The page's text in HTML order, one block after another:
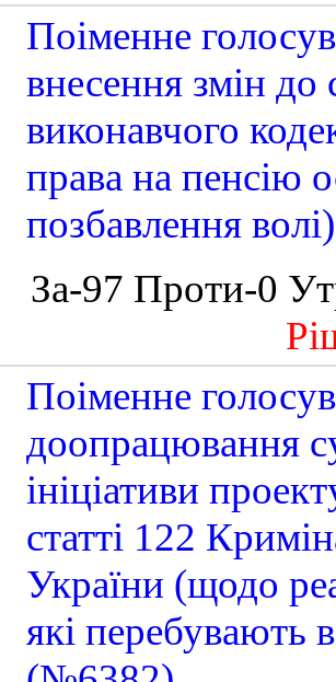
Поіменне
внесення змін до
виконавчого
права на пенсію
позбавлення
За-97 Проти-0
Поіменне
доопрацювання
ініціативи
статті 122
України (щодо
які перебувають